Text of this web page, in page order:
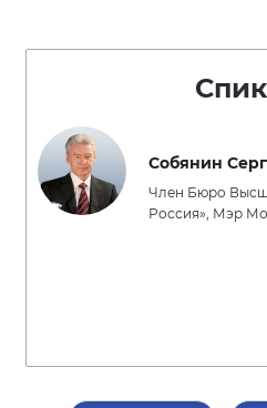
Собянин
Член Бюро
Россия», Мэр